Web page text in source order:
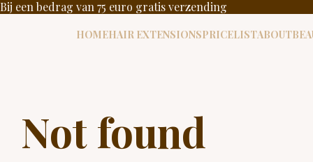
Bij een bedrag van 75 euro gratis verzending
HOMEHAIR EXTENSIONSPRICELISTABOUT
Not found